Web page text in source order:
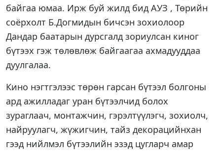
байгаа юмаа. Ирж буй жилд бид АУЗ , Төрийн
соёрхолт Б.Догмидын бичсэн зохиолоор
Дандар баатарын дурсгалд зориулсан киног
бүтээх гэж төлөвлөж байгаагаа ахмадууддаа
дуулгалаа.
Кино нэгтгэлээс төрөн гарсан бүтээл болгоны
ард ажилладаг уран бүтээлчид болох
зураглаач, монтажчин, гэрэлтүүлэгч, зохиолч,
найруулагч, жүжигчин, тайз декорацийнхан
гээд нийлмэл бүтээлийн эзэд цугларч амар